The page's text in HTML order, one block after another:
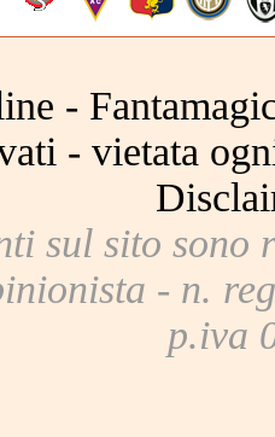
-
- vietata
sul sito sono
- n.
p.iva